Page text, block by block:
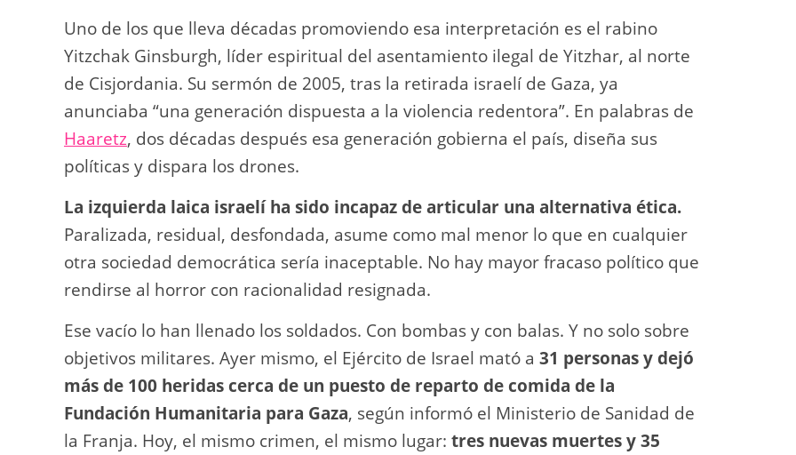
Uno de los que lleva décadas promoviendo esa interpretación es el rabino
Yitzchak Ginsburgh, líder espiritual del asentamiento ilegal de Yitzhar, al norte
de Cisjordania. Su sermón de 2005, tras la retirada israelí de Gaza, ya
anunciaba “una generación dispuesta a la violencia redentora”. En palabras de
Haaretz, dos décadas después esa generación gobierna el país, diseña sus
políticas y dispara los drones.
La izquierda laica israelí ha sido incapaz de articular una alternativa ética.
Paralizada, residual, desfondada, asume como mal menor lo que en cualquier
otra sociedad democrática sería inaceptable. No hay mayor fracaso político que
rendirse al horror con racionalidad resignada.
Ese vacío lo han llenado los soldados. Con bombas y con balas. Y no solo sobre
objetivos militares. Ayer mismo, el Ejército de Israel mató a 31 personas y dejó
más de 100 heridas cerca de un puesto de reparto de comida de la
Fundación Humanitaria para Gaza, según informó el Ministerio de Sanidad de
la Franja. Hoy, el mismo crimen, el mismo lugar: tres nuevas muertes y 35